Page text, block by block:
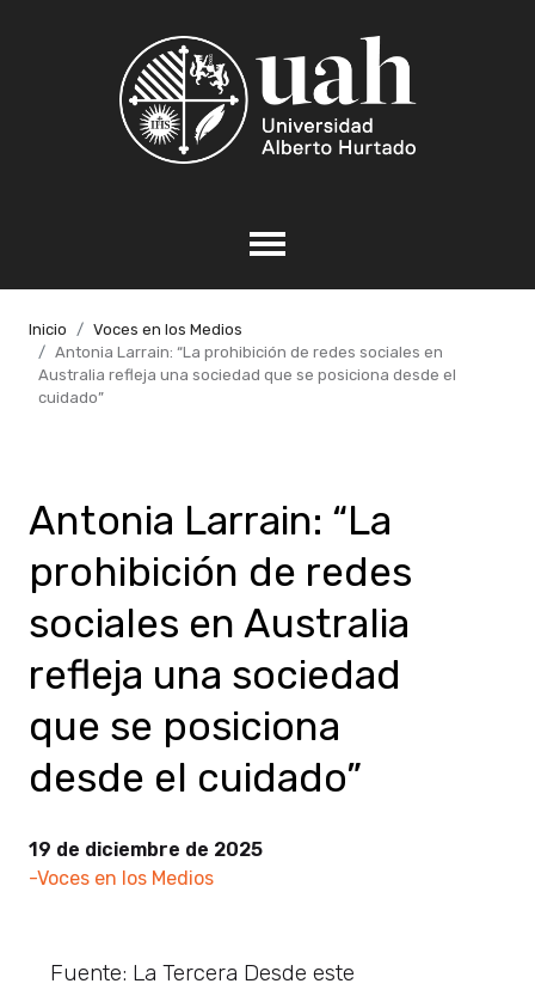
Inicio
Voces en los Medios
Antonia Larrain: “La prohibición de redes sociales en
Australia refleja una sociedad que se posiciona desde el
cuidado”
Antonia Larrain: “La
prohibición de redes
sociales en Australia
refleja una sociedad
que se posiciona
desde el cuidado”
19 de diciembre de 2025
-Voces en los Medios
Fuente: La Tercera Desde este